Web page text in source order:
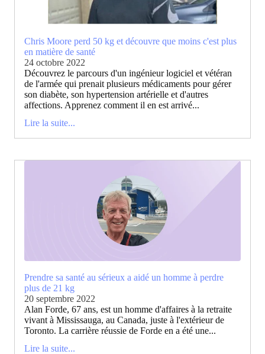
Chris Moore perd 50 kg et découvre que moins c'est plus
en matière de santé
24 octobre 2022
Découvrez le parcours d'un ingénieur logiciel et vétéran
de l'armée qui prenait plusieurs médicaments pour gérer
son diabète, son hypertension artérielle et d'autres
affections. Apprenez comment il en est arrivé...
Lire la suite...
Prendre sa santé au sérieux a aidé un homme à perdre
plus de 21 kg
20 septembre 2022
Alan Forde, 67 ans, est un homme d'affaires à la retraite
vivant à Mississauga, au Canada, juste à l'extérieur de
Toronto. La carrière réussie de Forde en a été une...
Lire la suite...